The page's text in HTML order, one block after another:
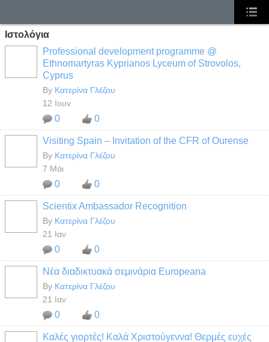
Ιστολόγια
Professional development programme @
Ethnomartyras Kyprianos Lyceum of Strovolos,
Cyprus
By Κατερίνα Γλέζου
12 Ιουν
0 0
Visiting Spain – Invitation of the CFR of Ourense
By Κατερίνα Γλέζου
7 Μάι
0 0
Scientix Ambassador Recognition
By Κατερίνα Γλέζου
21 Ιαν
0 0
Νέα διαδικτυακά σεμινάρια Europeana
By Κατερίνα Γλέζου
21 Ιαν
0 0
Καλές γιορτές! Καλά Χριστούγεννα! Θερμές ευχές